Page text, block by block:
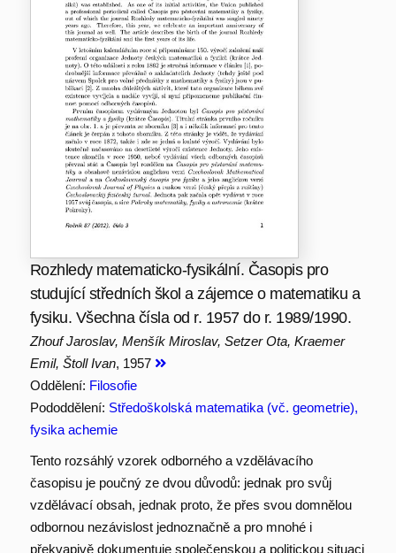
Rozhledy matematicko-fysikální. Časopis pro
studující středních škol a zájemce o matematiku a
fysiku. Všechna čísla od r. 1957 do r. 1989/1990.
Zhouf Jaroslav, Menšík Miroslav, Setzer Ota, Kraemer
Emil, Štoll Ivan, 1957
Oddělení: Filosofie
Pododdělení: Středoškolská matematika (vč. geometrie),
fysika achemie
Tento rozsáhlý vzorek odborného a vzdělávacího
časopisu je poučný ze dvou důvodů: jednak pro svůj
vzdělávací obsah, jednak proto, že přes svou domnělou
odbornou nezávislost jednoznačně a pro mnohé i
překvapivě dokumentuje společenskou a politickou situaci